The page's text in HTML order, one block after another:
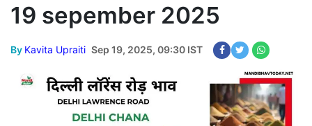
19 sepember 2025
By Kavita Upraiti Sep 19, 2025, 09:30 IST